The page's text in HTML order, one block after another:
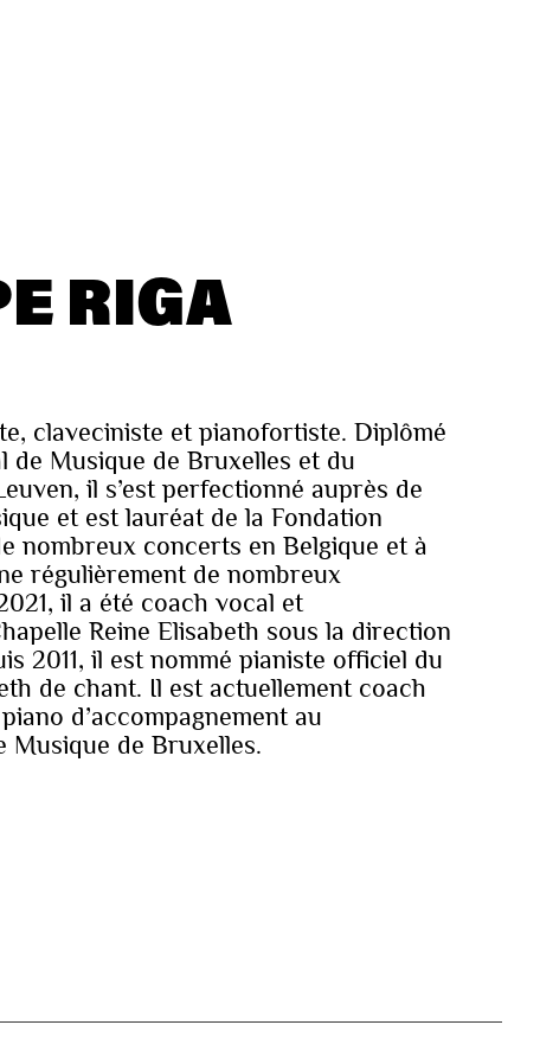
RIGA
claveciniste et pianofortiste. Diplômé
de Musique de Bruxelles et du
il s’est perfectionné auprès de
et est lauréat de la Fondation
nombreux concerts en Belgique et à
régulièrement de nombreux
il a été coach vocal et
Reine Elisabeth sous la direction
2011, il est nommé pianiste officiel du
de chant. Il est actuellement coach
d’accompagnement au
Musique de Bruxelles.